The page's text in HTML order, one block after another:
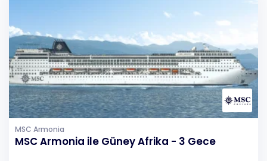
MSC Armonia
MSC Armonia ile Güney Afrika - 3 Gece